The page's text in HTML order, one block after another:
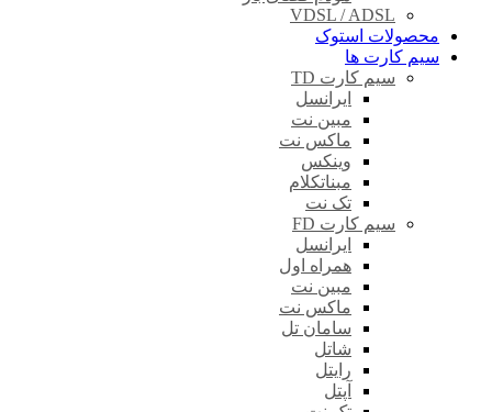
VDSL / ADSL
محصولات استوک
سیم کارت ها
سیم کارت TD
ایرانسل
مبین نت
ماکس نت
وینکس
مبناتکلام
تک نت
سیم کارت FD
ایرانسل
همراه اول
مبین نت
ماکس نت
سامان تل
شاتل
رایتل
آپتل